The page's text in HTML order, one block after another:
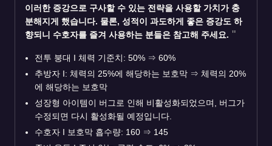
이러한 증강으로 구사할 수 있는 전략을 사용할 가치가 충
분해지게 했습니다. 물론, 성적이 과도하게 좋은 증강도 하
향되니 수호자를 즐겨 사용하는 분들은 참고해 주세요.
전투 붕대 I 체력 기준치: 50% ⇒ 60%
추방자 I: 체력의 25%에 해당하는 보호막 ⇒ 체력의 20%
에 해당하는 보호막
성장형 아이템이 버그로 인해 비활성화되었으며, 버그가
수정되면 다시 활성화될 예정입니다.
수호자 I 보호막 흡수량: 160 ⇒ 145